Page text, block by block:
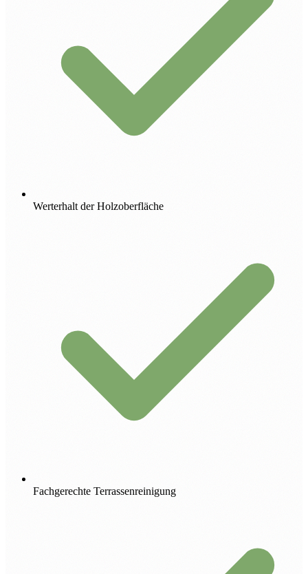
Werterhalt der Holzoberfläche
Fachgerechte Terrassenreinigung